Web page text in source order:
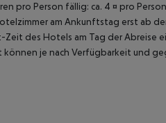
pro Person fällig: ca. 4 ¤ pro
am Ankunftstag erst ab
des Hotels am Tag der Abreise
je nach Verfügbarkeit und